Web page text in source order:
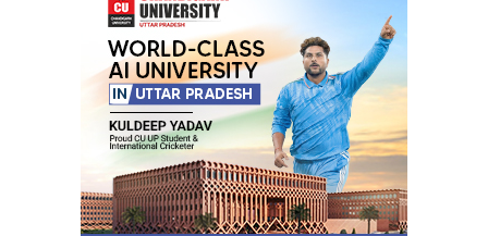
Your E-mail*
Submit Comment